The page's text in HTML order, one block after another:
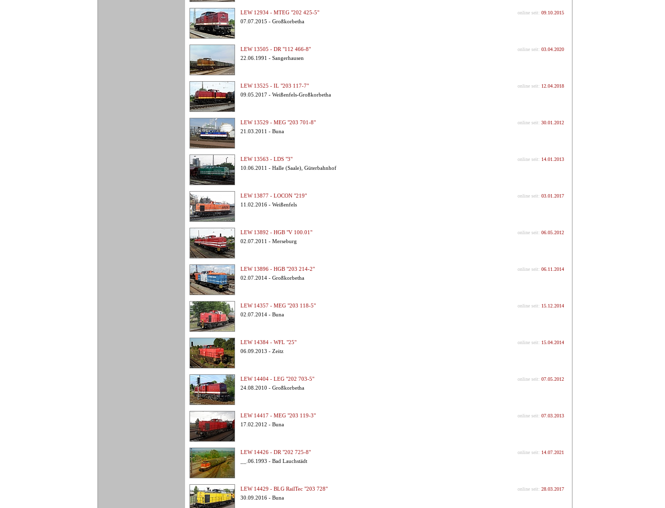
LEW 12934 - MTEG "202 425-5" online seit: 09.10.2015
07.07.2015 - Großkorbetha
LEW 13505 - DR "112 466-8" online seit: 03.04.2020
22.06.1991 - Sangerhausen
LEW 13525 - IL "203 117-7" online seit: 12.04.2018
09.05.2017 - Weißenfels-Großkorbetha
LEW 13529 - MEG "203 701-8" online seit: 30.01.2012
21.03.2011 - Buna
LEW 13563 - LDS "3" online seit: 14.01.2013
10.06.2011 - Halle (Saale), Güterbahnhof
LEW 13877 - LOCON "219" online seit: 03.01.2017
11.02.2016 - Weißenfels
LEW 13892 - HGB "V 100.01" online seit: 06.05.2012
02.07.2011 - Merseburg
LEW 13896 - HGB "203 214-2" online seit: 06.11.2014
02.07.2014 - Großkorbetha
LEW 14357 - MEG "203 118-5" online seit: 15.12.2014
02.07.2014 - Buna
LEW 14384 - WFL "25" online seit: 15.04.2014
06.09.2013 - Zeitz
LEW 14404 - LEG "202 703-5" online seit: 07.05.2012
24.08.2010 - Großkorbetha
LEW 14417 - MEG "203 119-3" online seit: 07.03.2013
17.02.2012 - Buna
LEW 14426 - DR "202 725-8" online seit: 14.07.2021
__.06.1993 - Bad Lauchstädt
LEW 14429 - BLG RailTec "203 728" online seit: 28.03.2017
30.09.2016 - Buna